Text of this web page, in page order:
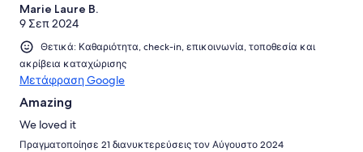
Marie Laure B.
9 Σεπ 2024
Θετικά: Καθαριότητα, check-in, επικοινωνία, τοποθεσία και
ακρίβεια καταχώρισης
Μετάφραση Google
Amazing
We loved it
Πραγματοποίησε 21 διανυκτερεύσεις τον Αύγουστο 2024